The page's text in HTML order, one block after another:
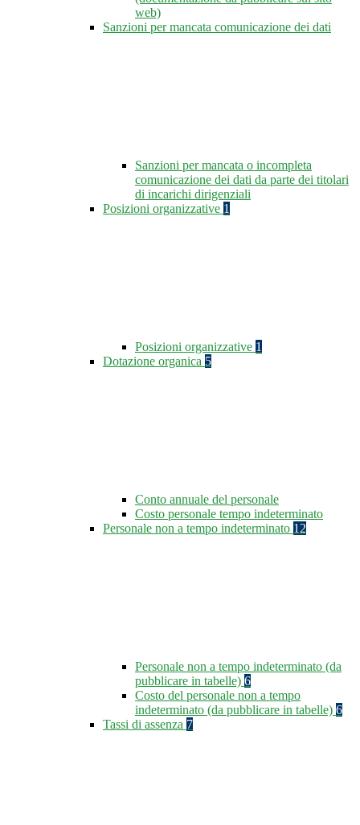
web)
Sanzioni per mancata comunicazione dei dati
Sanzioni per mancata o incompleta
comunicazione dei dati da parte dei titolari
di incarichi dirigenziali
Posizioni organizzative 1
Posizioni organizzative 1
Dotazione organica 5
Conto annuale del personale
Costo personale tempo indeterminato
Personale non a tempo indeterminato 12
Personale non a tempo indeterminato (da
pubblicare in tabelle) 6
Costo del personale non a tempo
indeterminato (da pubblicare in tabelle) 6
Tassi di assenza 7